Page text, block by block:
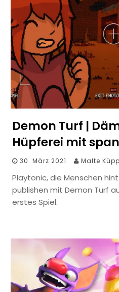
Demon Turf |
Hüpferei mit
30. März 2021 Malte
Playtonic, die Menschen
publishen mit Demon Turf
erstes Spiel.